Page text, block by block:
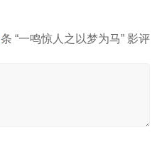
条 “一鸣惊人之以梦为马” 影评